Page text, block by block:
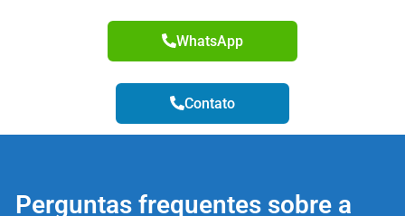
WhatsApp
Contato
Perguntas frequentes sobre a